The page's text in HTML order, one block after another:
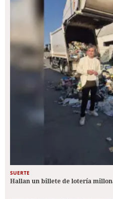
SUERTE
Hallan un billete de lotería